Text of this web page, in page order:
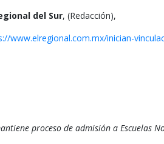
del Sur, (Redacción),
www.elregional.com.mx/inician-
proceso de admisión a Escuelas